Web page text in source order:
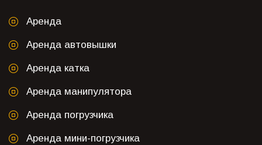
Аренда
Аренда автовышки
Аренда катка
Аренда манипулятора
Аренда погрузчика
Аренда мини-погрузчика